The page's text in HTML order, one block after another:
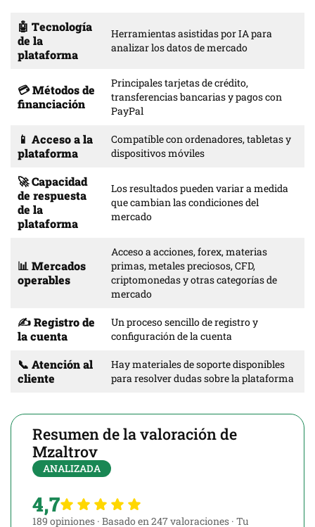
Explora las herramientas disponibles y
personaliza el diseño del panel.
Incorpora la información de la plataforma a tu
evaluación de riesgos.
Categoría
🤖 Tecnología de la plataforma Herramientas
📱 Acceso a la plataforma Usa la plataforma
📈 Mercados admitidos Criptomonedas,
⚙️ Configuración de la cuenta
📞 Atención al cliente Materiales de soporte
🤖 Tecnología
de la
plataforma
Herramientas asistidas por IA para
analizar los datos de mercado
💳 Métodos de
financiación
Principales tarjetas de crédito,
transferencias bancarias y pagos con
PayPal
📱 Acceso a la
plataforma
Compatible con ordenadores, tabletas y
dispositivos móviles
🚀 Capacidad
de respuesta
de la
plataforma
Los resultados pueden variar a medida
que cambian las condiciones del
mercado
📊 Mercados
operables
Acceso a acciones, forex, materias
primas, metales preciosos, CFD,
criptomonedas y otras categorías de
mercado
✍️ Registro de
la cuenta
Un proceso sencillo de registro y
configuración de la cuenta
📞 Atención al
cliente
Hay materiales de soporte disponibles
para resolver dudas sobre la plataforma
Resumen de la valoración de
Mzaltrov
ANALIZADA
4,7
189 opiniones · Basado en 247 valoraciones · Tu